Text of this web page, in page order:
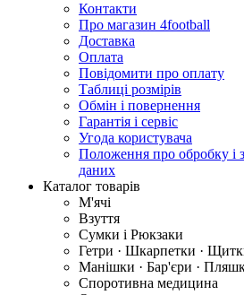
Контакти
Про магазин 4football
Доставка
Оплата
Повідомити про оплату
Таблиці розмірів
Обмін і повернення
Гарантія і сервіс
Угода користувача
Положення про обробку і
даних
Каталог товарів
М'ячі
Взуття
Сумки і Рюкзаки
Гетри · Шкарпетки ·
Манішки · Бар'єри ·
Споротивна медицина